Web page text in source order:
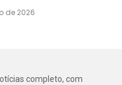
de 2026
completo, com